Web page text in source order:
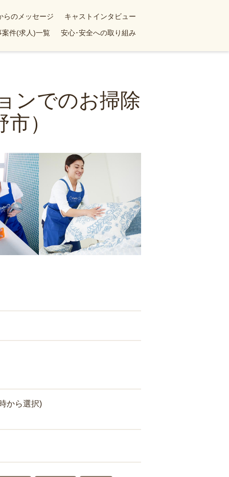
らのメッセージ
キャストインタビュー
案件(求人)一覧 安心･安全への取り組み
ンでのお掃除
）
から選択)